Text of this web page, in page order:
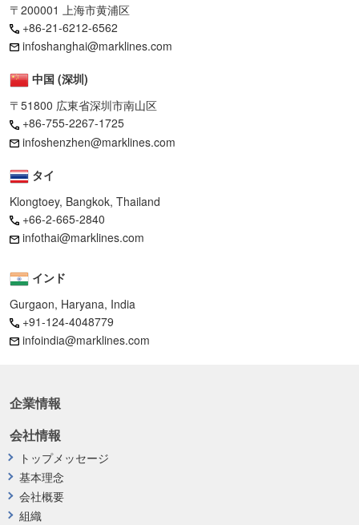
〒200001 上海市黄浦区
+86-21-6212-6562
infoshanghai@marklines.com
中国 (深圳)
〒51800 広東省深圳市南山区
+86-755-2267-1725
infoshenzhen@marklines.com
タイ
Klongtoey, Bangkok, Thailand
+66-2-665-2840
infothai@marklines.com
インド
Gurgaon, Haryana, India
+91-124-4048779
infoindia@marklines.com
企業情報
会社情報
トップメッセージ
基本理念
会社概要
組織